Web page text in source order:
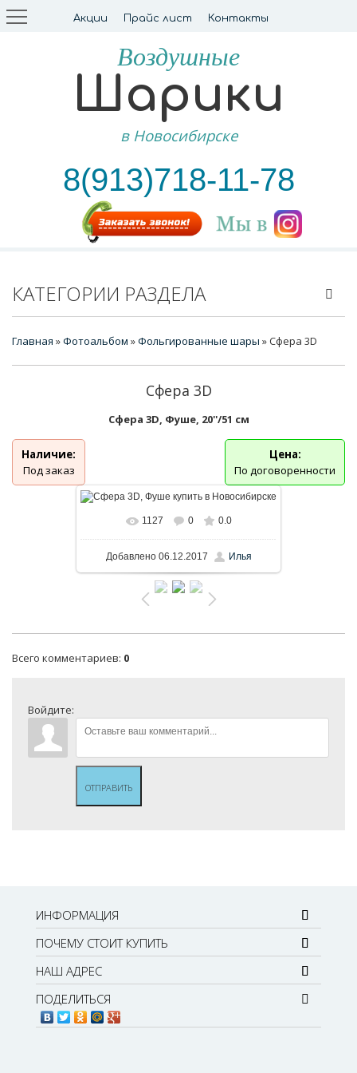
Акции Прайс лист Контакты
Воздушные
Шарики
в Новосибирске
8(913)718-11-78
КАТЕГОРИИ РАЗДЕЛА
Главная »Фотоальбом »Фольгированные шары » Сфера 3D
Сфера 3D
Сфера 3D, Фуше, 20''/51 см
Наличие:
Под заказ
Цена:
По договоренности
1127 0 0.0
Добавлено06.12.2017 Илья
Всего комментариев: 0
Войдите:
ОТПРАВИТЬ
ИНФОРМАЦИЯ
ПОЧЕМУ СТОИТ КУПИТЬ
НАШ АДРЕС
ПОДЕЛИТЬСЯ